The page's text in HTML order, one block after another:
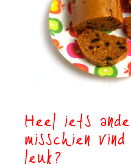
Heel iets
misschien